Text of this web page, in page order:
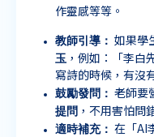
作靈感等等。
教師引導： 如果學
玉 ，例如：「李白
寫詩的時候，有沒
鼓勵發問： 老師要
提問 ，不用害怕問
適時補充： 在「AI